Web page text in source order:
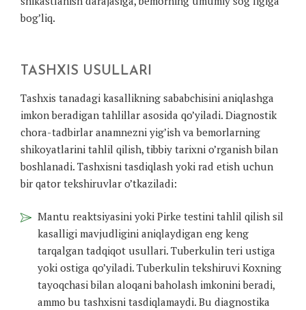
bog’liq.
TASHXIS USULLARI
Tashxis tanadagi kasallikning sababchisini aniqlashga
imkon beradigan tahlillar asosida qo’yiladi. Diagnostik
chora-tadbirlar anamnezni yig’ish va bemorlarning
shikoyatlarini tahlil qilish, tibbiy tarixni o’rganish bilan
boshlanadi. Tashxisni tasdiqlash yoki rad etish uchun
bir qator tekshiruvlar o’tkaziladi:
Mantu reaktsiyasini yoki Pirke testini tahlil qilish sil
kasalligi mavjudligini aniqlaydigan eng keng
tarqalgan tadqiqot usullari. Tuberkulin teri ustiga
yoki ostiga qo’yiladi. Tuberkulin tekshiruvi Koxning
tayoqchasi bilan aloqani baholash imkonini beradi,
ammo bu tashxisni tasdiqlamaydi. Bu diagnostika